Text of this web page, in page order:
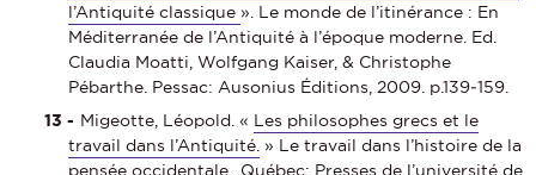
l’Antiquité classique ». Le monde de l’itinérance : En
Méditerranée de l’Antiquité à l’époque moderne. Ed.
Claudia Moatti, Wolfgang Kaiser, & Christophe
Pébarthe. Pessac: Ausonius Éditions, 2009. p.139‑159.
Migeotte, Léopold. « Les philosophes grecs et le
travail dans l’Antiquité. » Le travail dans l’histoire de la
pensée occidentale,. Québec: Presses de l’université de